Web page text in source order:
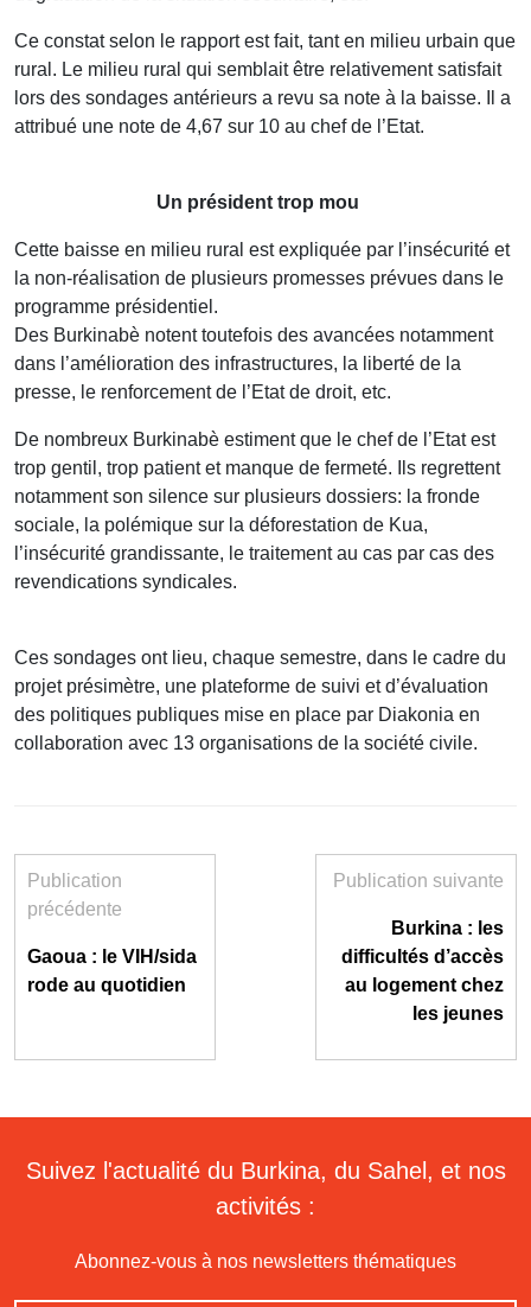
Ce constat selon le rapport est fait, tant en milieu urbain que
rural. Le milieu rural qui semblait être relativement satisfait
lors des sondages antérieurs a revu sa note à la baisse. Il a
attribué une note de 4,67 sur 10 au chef de l’Etat.
Un président trop mou
Cette baisse en milieu rural est expliquée par l’insécurité et
la non-réalisation de plusieurs promesses prévues dans le
programme présidentiel.
Des Burkinabè notent toutefois des avancées notamment
dans l’amélioration des infrastructures, la liberté de la
presse, le renforcement de l’Etat de droit, etc.
De nombreux Burkinabè estiment que le chef de l’Etat est
trop gentil, trop patient et manque de fermeté. Ils regrettent
notamment son silence sur plusieurs dossiers: la fronde
sociale, la polémique sur la déforestation de Kua,
l’insécurité grandissante, le traitement au cas par cas des
revendications syndicales.
Ces sondages ont lieu, chaque semestre, dans le cadre du
projet présimètre, une plateforme de suivi et d’évaluation
des politiques publiques mise en place par Diakonia en
collaboration avec 13 organisations de la société civile.
Publication
précédente
Gaoua : le VIH/sida
rode au quotidien
Publication suivante
Burkina : les
difficultés d’accès
au logement chez
les jeunes
Suivez l'actualité du Burkina, du Sahel, et nos
activités :
Abonnez-vous à nos newsletters thématiques